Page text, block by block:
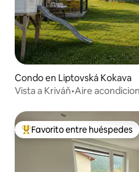
Condo en Liptovská Kokava
Vista a Kriváň•Aire
Favorito entre huéspedes
Favorito entre huéspedes